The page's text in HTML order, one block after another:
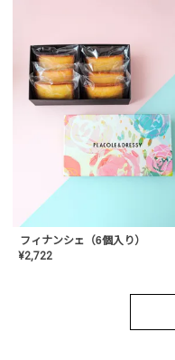
フィナンシェ（6個入り）
¥2,722